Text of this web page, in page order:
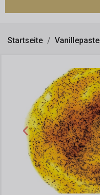
Startseite Vanillepaste